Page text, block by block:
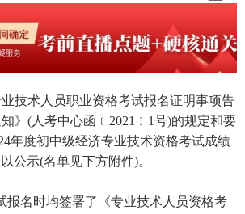
技术人员职业资格考试报名证明事项告
》(人考中心函﹝2021﹞1号)的规定和要
年度初中级经济专业技术资格考试成绩
公示(名单见下方附件)。
报名时均签署了《专业技术人员资格考